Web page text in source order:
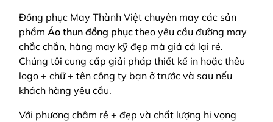
Đồng phục May Thành Việt chuyên may các sản
phẩm Áo thun đồng phục theo yêu cầu đường may
chắc chắn, hàng may kỹ đẹp mà giá cả lại rẻ.
Chúng tôi cung cấp giải pháp thiết kế in hoặc thêu
logo + chữ + tên công ty bạn ở trước và sau nếu
khách hàng yêu cầu.
Với phương châm rẻ + đẹp và chất lượng hi vọng